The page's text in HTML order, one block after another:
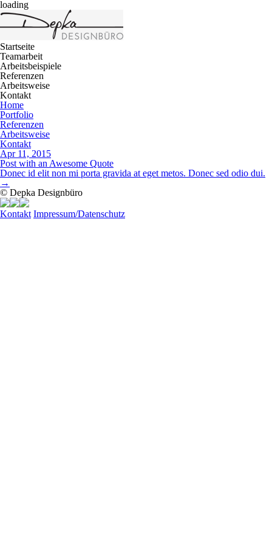
loading
Startseite
Teamarbeit
Arbeitsbeispiele
Referenzen
Arbeitsweise
Kontakt
Home
Portfolio
Referenzen
Arbeitsweise
Kontakt
Apr 11, 2015
Post with an Awesome Quote
Donec id elit non mi porta gravida at eget metos. Donec sed odio dui.
→
© Depka Designbüro
Kontakt Impressum/Datenschutz